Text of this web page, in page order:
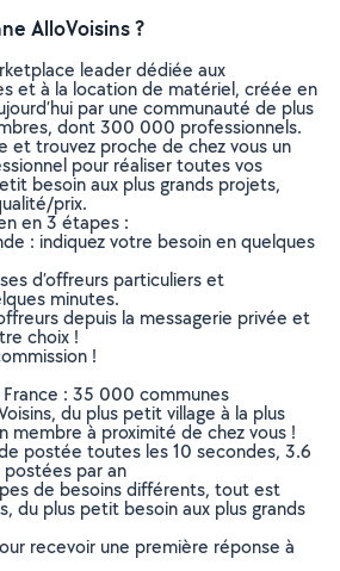
AlloVoisins ?
leader dédiée aux
et à la location de matériel, créée en
par une communauté de plus
dont 300 000 professionnels.
et trouvez proche de chez vous un
pour réaliser toutes vos
besoin aux plus grands projets,
prix.
en 3 étapes :
: indiquez votre besoin en quelques
d’offreurs particuliers et
minutes.
depuis la messagerie privée et
choix !
!
: 35 000 communes
du plus petit village à la plus
membre à proximité de chez vous !
postée toutes les 10 secondes, 3.6
par an
de besoins différents, tout est
du plus petit besoin aux plus grands
recevoir une première réponse à